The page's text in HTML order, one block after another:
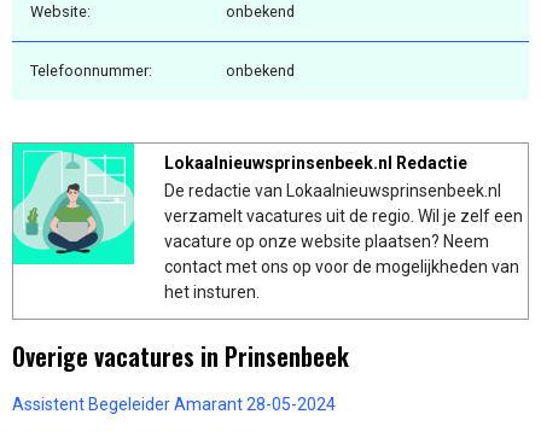
Website: onbekend
Telefoonnummer: onbekend
Lokaalnieuwsprinsenbeek.nl Redactie
De redactie van Lokaalnieuwsprinsenbeek.nl
verzamelt vacatures uit de regio. Wil je zelf een
vacature op onze website plaatsen? Neem
contact met ons op voor de mogelijkheden van
het insturen.
Overige vacatures in Prinsenbeek
Assistent Begeleider Amarant 28-05-2024